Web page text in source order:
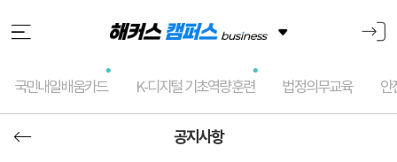
국민내일배움카드 K-디지털 기초역량훈련 법정의무교육 안
공지사항